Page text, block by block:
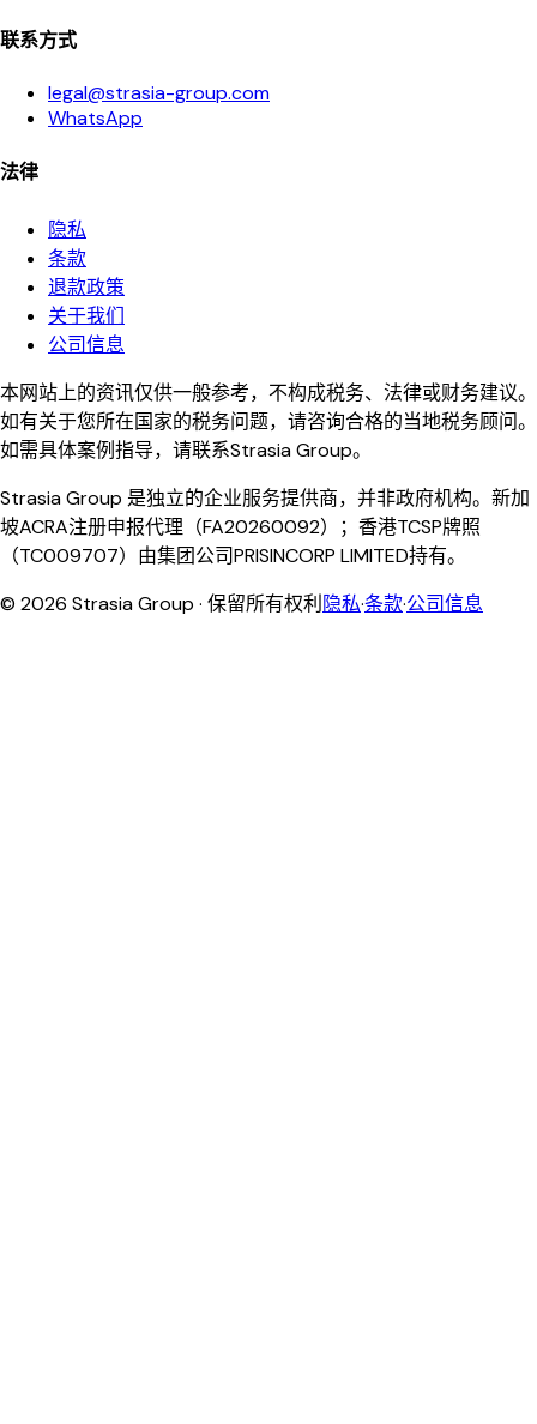
联系方式
legal@strasia-group.com
WhatsApp
法律
隐私
条款
退款政策
关于我们
公司信息
本网站上的资讯仅供一般参考，不构成税务、法律或财务建议。
如有关于您所在国家的税务问题，请咨询合格的当地税务顾问。
如需具体案例指导，请联系Strasia Group。
Strasia Group 是独立的企业服务提供商，并非政府机构。新加
坡ACRA注册申报代理（FA20260092）；香港TCSP牌照
（TC009707）由集团公司PRISINCORP LIMITED持有。
© 2026 Strasia Group · 保留所有权利隐私·条款·公司信息